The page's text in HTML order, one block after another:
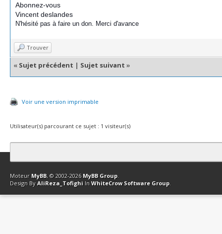
Abonnez-vous
Vincent deslandes
N'hésité pas à faire un don. Merci d'avance
Trouver
« Sujet précédent | Sujet suivant »
Voir une version imprimable
Utilisateur(s) parcourant ce sujet : 1 visiteur(s)
Contact Club Affiliation Retourner en haut Version bas-débit
Moteur MyBB, © 2002-2026 MyBB Group.
Design By AliReza_Tofighi In WhiteCrow Software Group.